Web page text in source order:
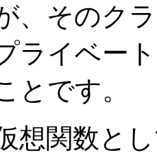
、そのク
ライベー
とです。
想関数と